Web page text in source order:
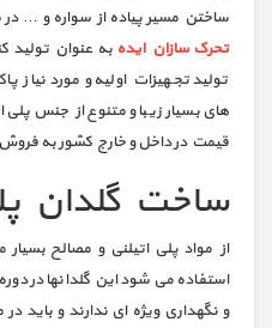
ساختن مسیر پیاده از سواره و …
تحرک سازان ایده به عنوان تولید
تولید تجهیزات اولیه و مورد نیاز
های بسیار زیبا و متنوع از جنس
قیمت در داخل و خارج کشور به
ساخت گلدان
از مواد پلی اتیلنی و مصالح
استفاده می شود این گلدانها در
و نگهداری ویژه ای ندارند و باید